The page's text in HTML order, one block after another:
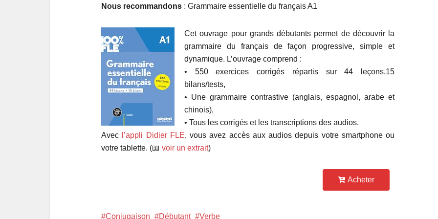
Nous recommandons : Grammaire essentielle du français A1
Cet ouvrage pour grands débutants permet de découvrir la
grammaire du français de façon progressive, simple et
dynamique. L’ouvrage comprend :
• 550 exercices corrigés répartis sur 44 leçons,15
bilans/tests,
• Une grammaire contrastive (anglais, espagnol, arabe et
chinois),
• Tous les corrigés et les transcriptions des audios.
Avec
l’appli Didier FLE, vous avez accès aux audios depuis votre smartphone ou
votre tablette. (📖 voir un extrait)
Acheter
Conjugaison Débutant Verbe